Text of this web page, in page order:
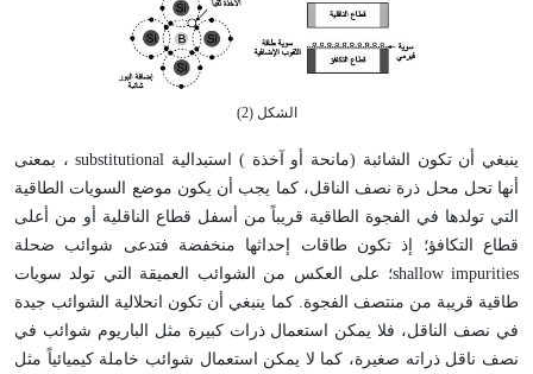
الشكل (2)
ينبغي أن تكون الشائبة (مانحة أو آخذة ) استبدالية substitutional، بمعنى
أنها تحل محل ذرة نصف الناقل، كما يجب أن يكون موضع السويات الطاقية
التي تولدها في الفجوة الطاقية قريباً من أسفل قطاع الناقلية أو من أعلى
قطاع التكافؤ؛ إذ تكون طاقات إحداثها منخفضة فتدعى شوائب ضحلة
shallow impurities؛ على العكس من الشوائب العميقة التي تولد سويات
طاقية قريبة من منتصف الفجوة. كما ينبغي أن تكون انحلالية الشوائب جيدة
في نصف الناقل، فلا يمكن استعمال ذرات كبيرة مثل الباريوم شوائب في
نصف ناقل ذراته صغيرة، كما لا يمكن استعمال شوائب خاملة كيميائياً مثل